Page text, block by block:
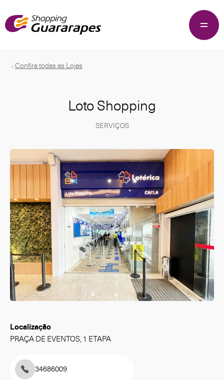
Confira todas as Lojas
Loto Shopping
SERVIÇOS
Localização
PRAÇA DE EVENTOS, 1 ETAPA
34686009